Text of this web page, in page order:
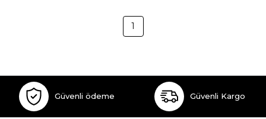
1
Güvenli ödeme Güvenli Kargo